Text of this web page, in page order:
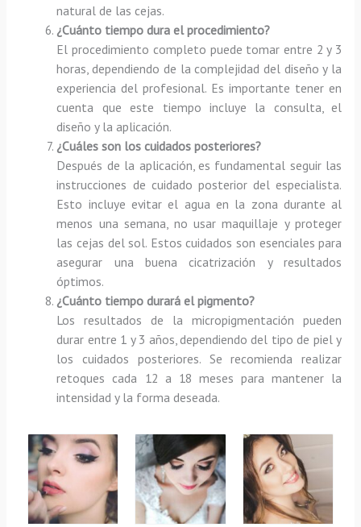
natural de las cejas.
¿Cuánto tiempo dura el procedimiento?
El procedimiento completo puede tomar entre 2 y 3
horas, dependiendo de la complejidad del diseño y la
experiencia del profesional. Es importante tener en
cuenta que este tiempo incluye la consulta, el
diseño y la aplicación.
¿Cuáles son los cuidados posteriores?
Después de la aplicación, es fundamental seguir las
instrucciones de cuidado posterior del especialista.
Esto incluye evitar el agua en la zona durante al
menos una semana, no usar maquillaje y proteger
las cejas del sol. Estos cuidados son esenciales para
asegurar una buena cicatrización y resultados
óptimos.
¿Cuánto tiempo durará el pigmento?
Los resultados de la micropigmentación pueden
durar entre 1 y 3 años, dependiendo del tipo de piel y
los cuidados posteriores. Se recomienda realizar
retoques cada 12 a 18 meses para mantener la
intensidad y la forma deseada.